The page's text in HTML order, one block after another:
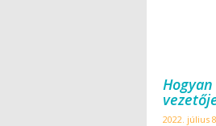
2022. július